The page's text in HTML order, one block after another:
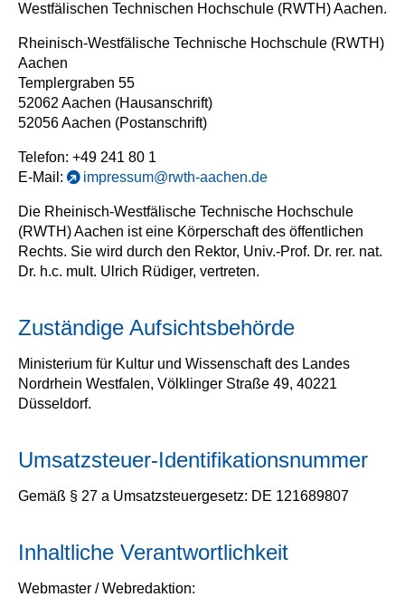
Westfälischen Technischen Hochschule (RWTH) Aachen.
Rheinisch-Westfälische Technische Hochschule (RWTH)
Aachen
Templergraben 55
52062 Aachen (Hausanschrift)
52056 Aachen (Postanschrift)
Telefon: +49 241 80 1
E-Mail:
impressum@rwth-aachen.de
Die Rheinisch-Westfälische Technische Hochschule
(RWTH) Aachen ist eine Körperschaft des öffentlichen
Rechts. Sie wird durch den Rektor, Univ.-Prof. Dr. rer. nat.
Dr. h.c. mult. Ulrich Rüdiger, vertreten.
Zuständige Aufsichtsbehörde
Ministerium für Kultur und Wissenschaft des Landes
Nordrhein Westfalen, Völklinger Straße 49, 40221
Düsseldorf.
Umsatzsteuer-Identifikationsnummer
Gemäß § 27 a Umsatzsteuergesetz: DE 121689807
Inhaltliche Verantwortlichkeit
Webmaster / Webredaktion: